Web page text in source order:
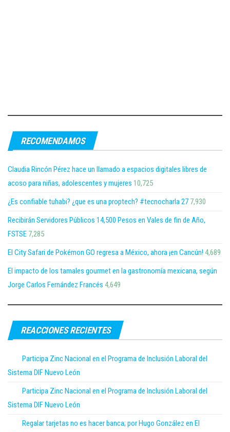
RECOMENDAMOS
Claudia Rincón Pérez hace un llamado a espacios digitales libres de
acoso para niñas, adolescentes y mujeres 10,725
¿Es confiable tuhabi? ¿que es una proptech? #tecnocharla 27 7,930
Recibirán Servidores Públicos 14,500 Pesos en Vales de fin de Año,
FSTSE 7,285
El City Safari de Pokémon GO regresa a México, ahora ¡en Cancún! 4,689
El impacto de los tamales gourmet en la gastronomía mexicana, según
Jorge Carlos Fernández Francés 4,649
REACCIONES RECIENTES
Participa Zinc Nacional en el Programa de Inclusión Laboral del
Sistema DIF Nuevo León
Participa Zinc Nacional en el Programa de Inclusión Laboral del
Sistema DIF Nuevo León
Regalar tarjetas no es hacer banca; por Hugo González en El